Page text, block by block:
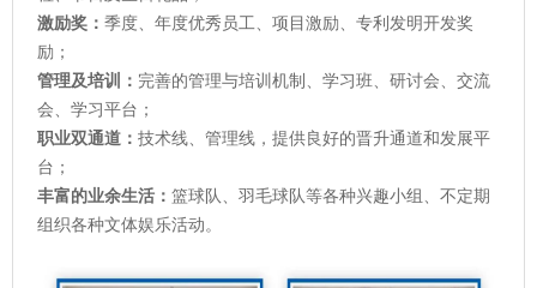
激励奖： 季度、年度优秀员工、项目激励、专利发明开发奖
励；
管理及培训： 完善的管理与培训机制、学习班、研讨会、交流
会、学习平台；
职业双通道： 技术线、管理线，提供良好的晋升通道和发展平
台；
丰富的业余生活： 篮球队、羽毛球队等各种兴趣小组、不定期
组织各种文体娱乐活动。